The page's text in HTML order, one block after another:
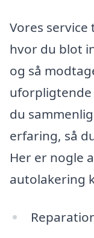
Vores
hvor du blot
og så
uforpligtende
du
erfaring, så
Her er nogle
autolakering